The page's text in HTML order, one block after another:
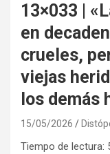
13×033 |
en
crueles,
viejas
los demás
15/05/2026
Tiempo de lectura: